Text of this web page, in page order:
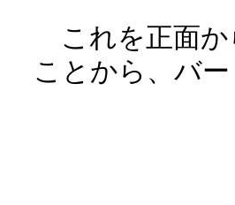
これを正面か
ことから、バ